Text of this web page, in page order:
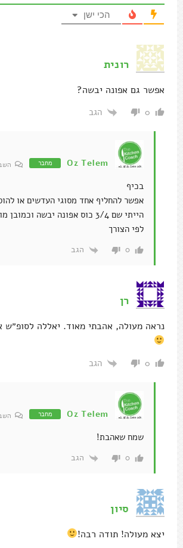
הכי ישן
רונית
אפשר גם אפונה יבשה?
0 הגב
Oz Telem מחבר
בכיף
אפשר להחליף אחד מסוגי העדשים או
הייתי שם 3/4 כוס אפונה יבשה
לפי הצורך
0 הגב
רן
נראה מעולה, אהבתי מאוד. יאללה לסופ״ש
0 הגב
Oz Telem מחבר
שמח שאהבת!
0 הגב
סיון
יצא מעולה! תודה רבה!